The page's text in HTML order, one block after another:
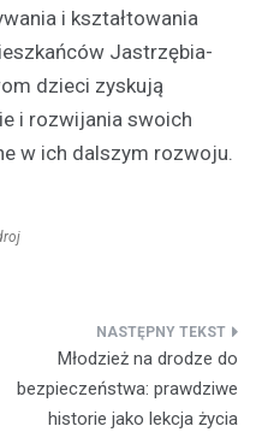
i kształtowania
Jastrzębia-
dzieci zyskują
i rozwijania swoich
w ich dalszym rozwoju.
Młodzież na drodze do
bezpieczeństwa: prawdziwe
historie jako lekcja życia